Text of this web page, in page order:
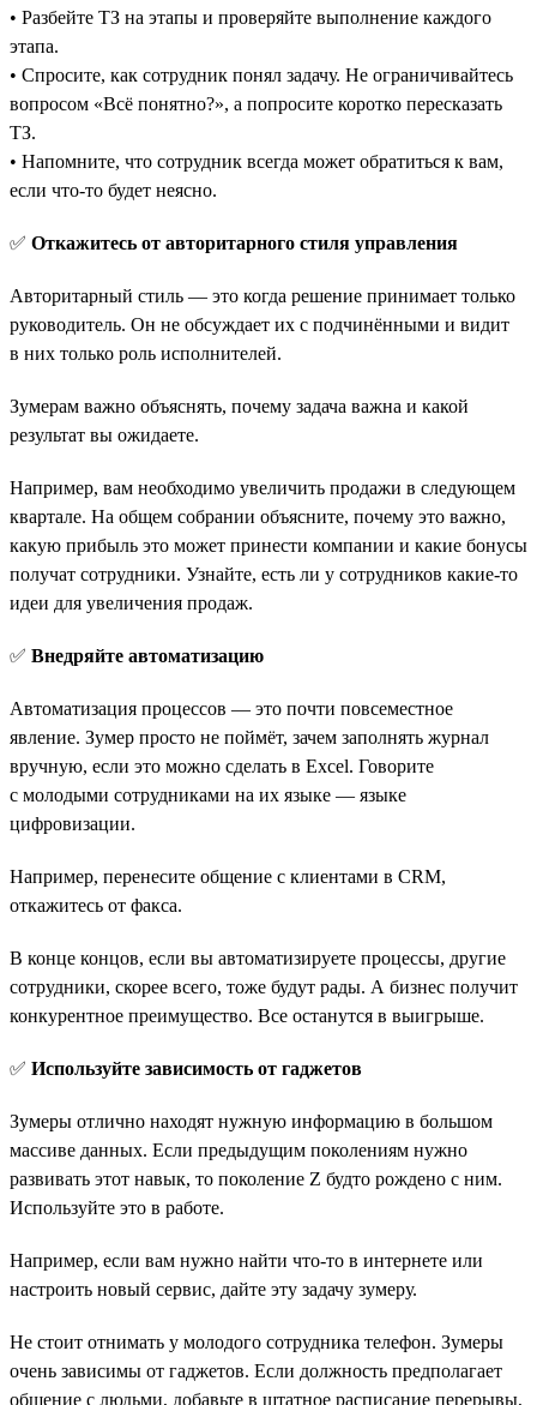
• Разбейте ТЗ на этапы и проверяйте выполнение каждого
этапа.
• Спросите, как сотрудник понял задачу. Не ограничивайтесь
вопросом «‎Всё понятно?», а попросите коротко пересказать
ТЗ.
• Напомните, что сотрудник всегда может обратиться к вам,
если что-то будет неясно.
✅ Откажитесь от авторитарного стиля управления
Авторитарный стиль — это когда решение принимает только
руководитель. Он не обсуждает их с подчинёнными и видит
в них только роль исполнителей.
Зумерам важно объяснять, почему задача важна и какой
результат вы ожидаете.
Например, вам необходимо увеличить продажи в следующем
квартале. На общем собрании объясните, почему это важно,
какую прибыль это может принести компании и какие бонусы
получат сотрудники. Узнайте, есть ли у сотрудников какие-то
идеи для увеличения продаж.
✅ Внедряйте автоматизацию
Автоматизация процессов — это почти повсеместное
явление. Зумер просто не поймёт, зачем заполнять журнал
вручную, если это можно сделать в Excel. Говорите
с молодыми сотрудниками на их языке — языке
цифровизации.
Например, перенесите общение с клиентами в CRM,
откажитесь от факса.
В конце концов, если вы автоматизируете процессы, другие
сотрудники, скорее всего, тоже будут рады. А бизнес получит
конкурентное преимущество. Все останутся в выигрыше.
✅ Используйте зависимость от гаджетов
Зумеры отлично находят нужную информацию в большом
массиве данных. Если предыдущим поколениям нужно
развивать этот навык, то поколение Z будто рождено с ним.
Используйте это в работе.
Например, если вам нужно найти что-то в интернете или
настроить новый сервис, дайте эту задачу зумеру.
Не стоит отнимать у молодого сотрудника телефон. Зумеры
очень зависимы от гаджетов. Если должность предполагает
общение с людьми, добавьте в штатное расписание перерывы,